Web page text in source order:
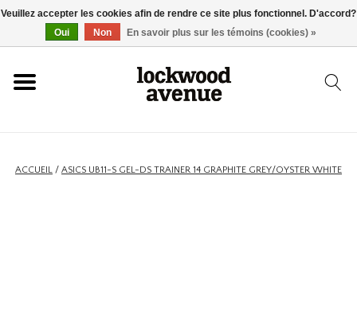
ACCUEIL
NOUVEAU
ACCUEIL / ASICS UB11-S GEL-DS TRAINER 14 GRAPHITE GREY/OYSTER WHITE
Veuillez accepter les cookies afin de rendre ce site plus fonctionnel. D'accord?
Oui
Non En savoir plus sur les témoins (cookies) »